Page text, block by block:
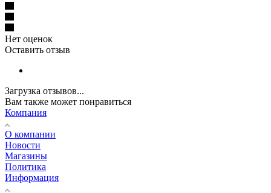
Нет оценок
Оставить отзыв
Загрузка отзывов...
Вам также может понравиться
Компания
О компании
Новости
Магазины
Политика
Информация